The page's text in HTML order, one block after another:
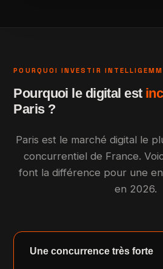
POURQUOI INVESTIR
Pourquoi le digital est
Paris ?
Paris est le marché digital le
concurrentiel de France.
font la différence pour une
en 2026.
Une concurrence très forte